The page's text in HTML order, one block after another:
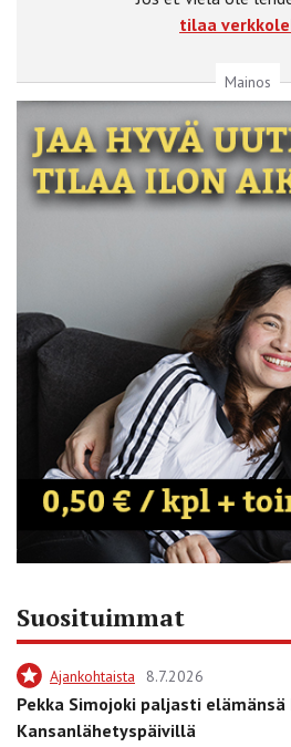
tilaa
Mainos
Suosituimmat
Ajankohtaista 8.7.2026
Pekka Simojoki paljasti
Kansanlähetyspäivillä